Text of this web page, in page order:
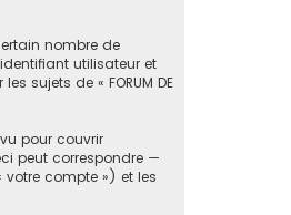
nombre de
utilisateur et
sujets de « FORUM DE
pour couvrir
peut correspondre —
votre compte ») et les